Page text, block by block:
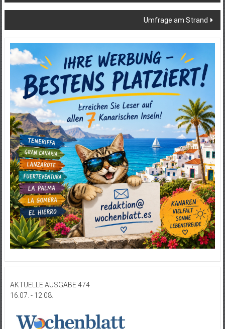
Umfrage am Strand
AKTUELLE AUSGABE 474
16.07. - 12.08.